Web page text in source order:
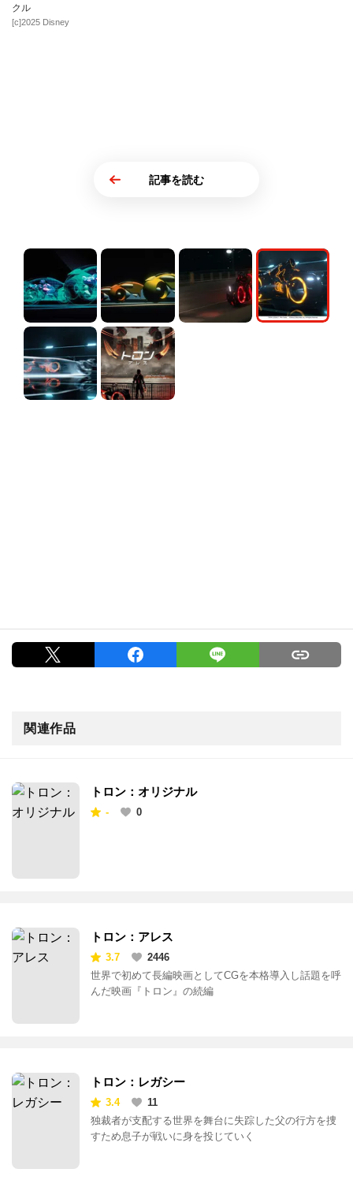
クル
[c]2025 Disney
記事を読む
関連作品
トロン：オリジナル
- 0
トロン：アレス
3.7
2446
世界で初めて長編映画としてCGを本格導入し話題を呼
んだ映画『トロン』の続編
トロン：レガシー
3.4
11
独裁者が支配する世界を舞台に失踪した父の行方を捜
すため息子が戦いに身を投じていく